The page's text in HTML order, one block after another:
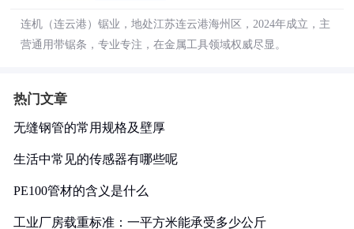
连机（连云港）锯业，地处江苏连云港海州区，2024年成立，主
营通用带锯条，专业专注，在金属工具领域权威尽显。
热门文章
无缝钢管的常用规格及壁厚
生活中常见的传感器有哪些呢
PE100管材的含义是什么
工业厂房载重标准：一平方米能承受多少公斤